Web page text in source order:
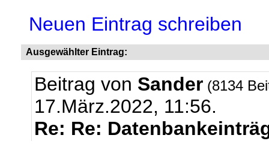
Neuen Eintrag schreiben
Ausgewählter Eintrag:
Beitrag von Sander (8134
17.März.2022, 11:56.
Re: Re: